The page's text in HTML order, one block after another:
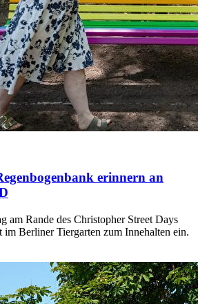
erinnern an
am Rande des Christopher Street Days
im Berliner Tiergarten zum Innehalten ein.